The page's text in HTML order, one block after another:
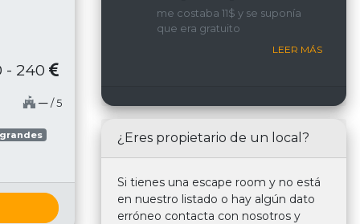
- 240
─ / 5
interacción constante con
nosotros.
me costaba 11$ y se suponía
que era gratuito
LEER MÁS
¿Eres propietario de un local?
Si tienes una escape room y no está
en nuestro listado o hay algún dato
erróneo contacta con nosotros y